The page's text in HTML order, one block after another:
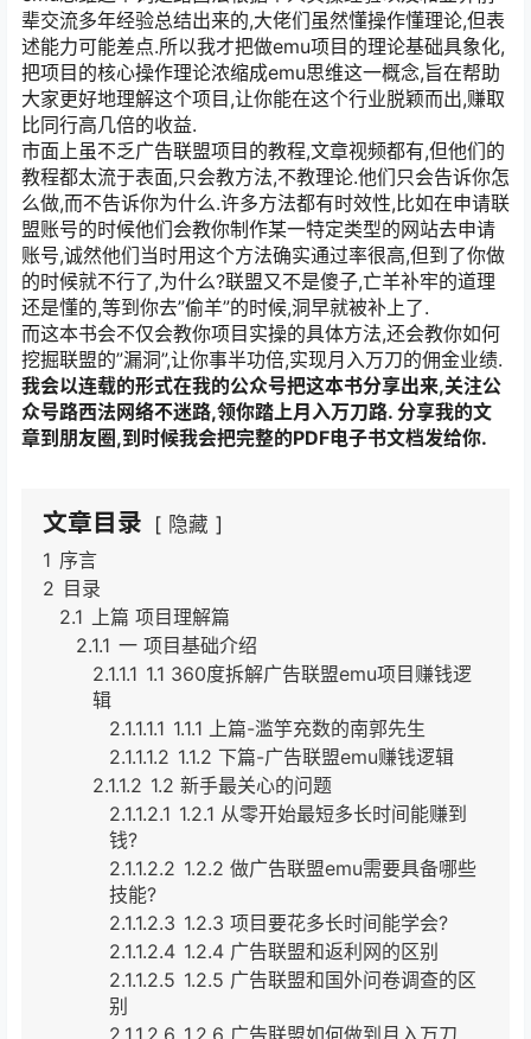
辈交流多年经验总结出来的,大佬们虽然懂操作懂理论,但表
述能力可能差点.所以我才把做emu项目的理论基础具象化,
把项目的核心操作理论浓缩成emu思维这一概念,旨在帮助
大家更好地理解这个项目,让你能在这个行业脱颖而出,赚取
比同行高几倍的收益.
市面上虽不乏广告联盟项目的教程,文章视频都有,但他们的
教程都太流于表面,只会教方法,不教理论.他们只会告诉你怎
么做,而不告诉你为什么.许多方法都有时效性,比如在申请联
盟账号的时候他们会教你制作某一特定类型的网站去申请
账号,诚然他们当时用这个方法确实通过率很高,但到了你做
的时候就不行了,为什么?联盟又不是傻子,亡羊补牢的道理
还是懂的,等到你去”偷羊”的时候,洞早就被补上了.
而这本书会不仅会教你项目实操的具体方法,还会教你如何
挖掘联盟的”漏洞”,让你事半功倍,实现月入万刀的佣金业绩.
我会以连载的形式在我的公众号把这本书分享出来,关注公
众号路西法网络不迷路,领你踏上月入万刀路. 分享我的文
章到朋友圈,到时候我会把完整的PDF电子书文档发给你.
文章目录
隐藏
1 序言
2 目录
2.1 上篇 项目理解篇
2.1.1 一 项目基础介绍
2.1.1.1 1.1 360度拆解广告联盟emu项目赚钱逻
辑
2.1.1.1.1 1.1.1 上篇-滥竽充数的南郭先生
2.1.1.1.2 1.1.2 下篇-广告联盟emu赚钱逻辑
2.1.1.2 1.2 新手最关心的问题
2.1.1.2.1 1.2.1 从零开始最短多长时间能赚到
钱?
2.1.1.2.2 1.2.2 做广告联盟emu需要具备哪些
技能?
2.1.1.2.3 1.2.3 项目要花多长时间能学会?
2.1.1.2.4 1.2.4 广告联盟和返利网的区别
2.1.1.2.5 1.2.5 广告联盟和国外问卷调查的区
别
2.1.1.2.6 1.2.6 广告联盟如何做到月入万刀